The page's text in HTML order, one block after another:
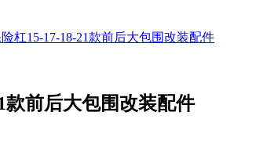
杠15-17-18-21款前后大包围改装配件
款前后大包围改装配件